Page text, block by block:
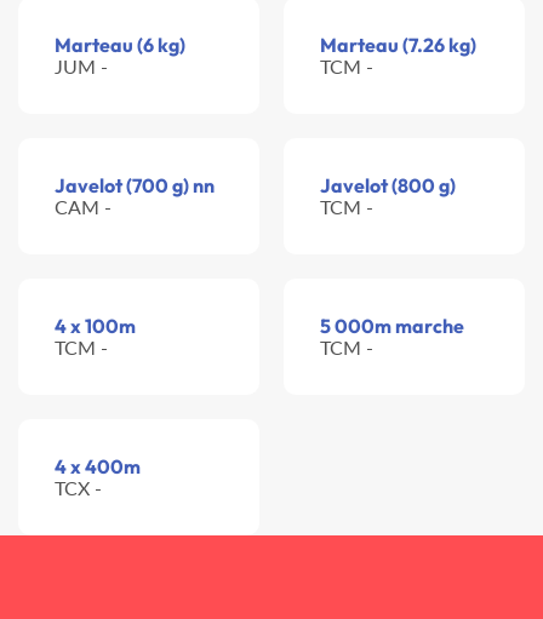
Marteau (6 kg)
JUM -
Marteau (7.26 kg)
TCM -
Javelot (700 g) nn
CAM -
Javelot (800 g)
TCM -
4 x 100m
TCM -
5 000m marche
TCM -
4 x 400m
TCX -